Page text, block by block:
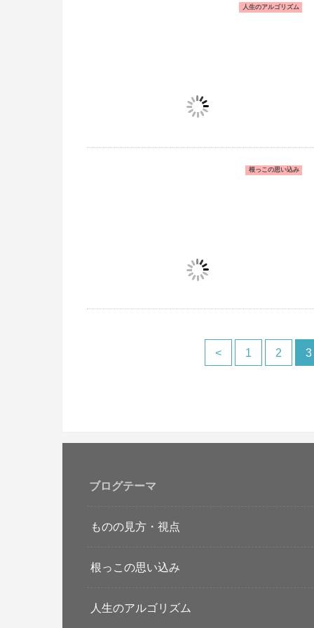
人生のアルゴリズム
根っこの思い込み
< 1 2 3
ブログテーマ
ものの見方・視点
根っこの思い込み
人生のアルゴリズム